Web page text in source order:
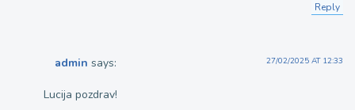
Reply
admin says: 27/02/2025 AT 12:33
Lucija pozdrav!